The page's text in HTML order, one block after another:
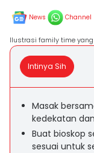
News Channel
Ilustrasi family time
Intinya Sih
Masak
kedekatan
Buat bioskop
sesuai untuk